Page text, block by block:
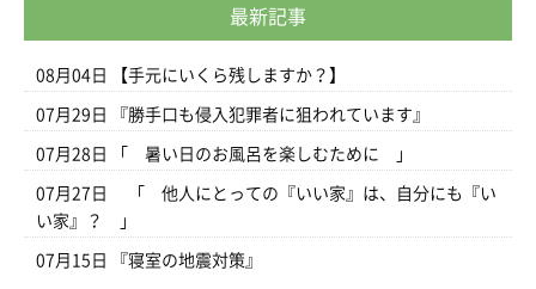
最新記事
08月04日 【手元にいくら残しますか？】
07月29日 『勝手口も侵入犯罪者に狙われています』
07月28日 「 暑い日のお風呂を楽しむために 」
07月27日
「 他人にとっての『いい家』は、自分にも『い
い家』？ 」
07月15日 『寝室の地震対策』